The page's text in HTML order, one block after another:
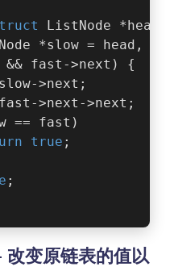
ListNode
*slow = head,
fast->next) {
>next;
>next->next;
== fast)
true ;
;
变原链表的值以